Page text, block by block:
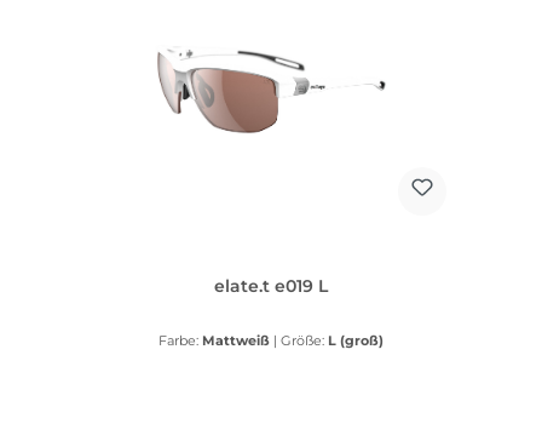
elate.t e019 L
Farbe: Mattweiß | Größe: L (groß)